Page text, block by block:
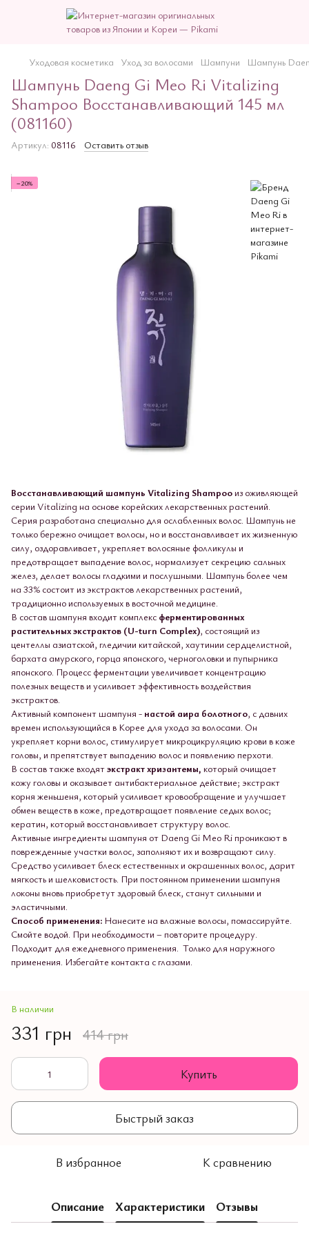
Уходовая косметика Уход за волосами Шампуни Шампунь
Шампунь Daeng Gi Meo Ri Vitalizing
Shampoo Восстанавливающий 145 мл
(081160)
Артикул: 08116 Оставить отзыв
−20%
Восстанавливающий шампунь Vitalizing Shampoo из оживляющей
серии Vitalizing на основе корейских лекарственных растений.
Серия разработана специально для ослабленных волос. Шампунь не
только бережно очищает волосы, но и восстанавливает их жизненную
силу, оздоравливает, укрепляет волосяные фолликулы и
предотвращает выпадение волос, нормализует секрецию сальных
желез, делает волосы гладкими и послушными. Шампунь более чем
на 33% состоит из экстрактов лекарственных растений,
традиционно используемых в восточной медицине.
В состав шампуня входит комплекс ферментированных
растительных экстрактов (U-turn Complex), состоящий из
центеллы азиатской, гледичии китайской, хаутинии сердцелистной,
бархата амурского, горца японского, черноголовки и пупырника
японского. Процесс ферментации увеличивает концентрацию
полезных веществ и усиливает эффективность воздействия
экстрактов.
Активный компонент шампуня - настой аира болотного, с давних
времен использующийся в Корее для ухода за волосами. Он
укрепляет корни волос, стимулирует микроцикруляцию крови в коже
головы, и препятствует выпадению волос и появлению перхоти.
В состав также входятэкстракт хризантемы, который очищает
кожу головы и оказывает антибактериальное действие; экстракт
корня женьшеня, который усиливает кровообращение и улучшает
обмен веществ в коже, предотвращает появление седых волос;
кератин, который восстанавливает структуру волос.
Активные ингредиенты шампуня от Daeng Gi Meo Ri проникают в
поврежденные участки волос, заполняют их и возвращают силу.
Средство усиливает блеск естественных и окрашенных волос, дарит
мягкость и шелковистость. При постоянном применении шампуня
локоны вновь приобретут здоровый блеск, станут сильными и
эластичными.
Способ применения: Нанесите на влажные волосы, помассируйте.
Смойте водой. При необходимости – повторите процедуру.
Подходит для ежедневного применения. Только для наружного
применения. Избегайте контакта с глазами.
В наличии
331 грн 414 грн
Купить
Быстрый заказ
В избранное К сравнению
Описание Характеристики Отзывы